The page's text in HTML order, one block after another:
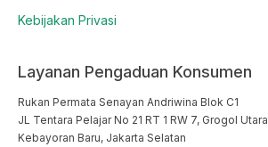
Kebijakan Privasi
Layanan Pengaduan Konsumen
Rukan Permata Senayan Andriwina Blok C1
JL Tentara Pelajar No 21 RT 1 RW 7, Grogol Utara
Kebayoran Baru, Jakarta Selatan